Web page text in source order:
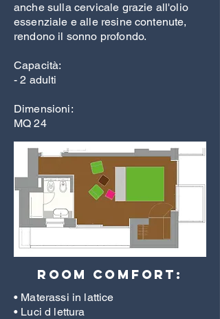
anche sulla cervicale grazie all'olio
essenziale e alle resine contenute,
rendono il sonno profondo.
Capacità:
- 2 adulti
Dimensioni:
MQ 24
room comfort:
• Materassi in lattice
• Luci d lettura